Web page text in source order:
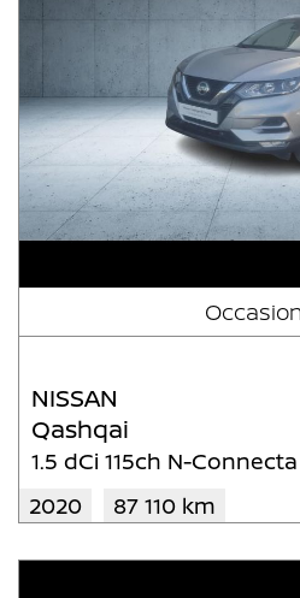
Occasion
NISSAN
Qashqai
1.5 dCi 115ch N-
2020
87 110 km